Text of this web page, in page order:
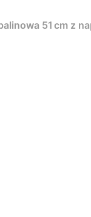
51 cm z